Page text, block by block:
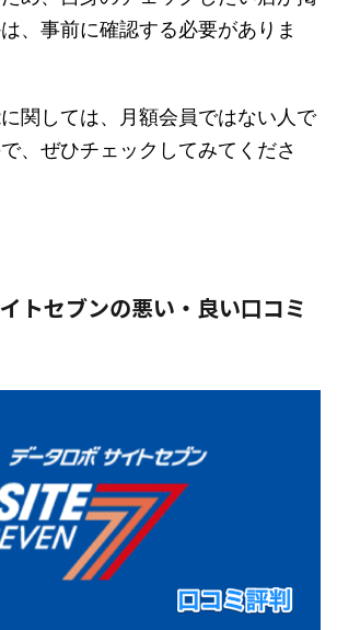
、事前に確認する必要がありま
関しては、月額会員ではない人で
、ぜひチェックしてみてくださ
トセブンの悪い・良い口コミ